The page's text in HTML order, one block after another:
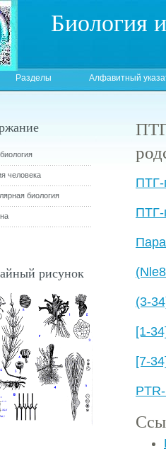
Биология
Разделы Алфавитный
ПТГ-
ПТГ-
(3-
[1-
[7-
человека
биология
рисунок